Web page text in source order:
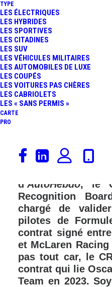
TYPE
LES ÉLECTRIQUES
LES HYBRIDES
LES SPORTIVES
LES CITADINES
LES SUV
LES VÉHICULES MILITAIRES
LES AUTOMOBILES DE LUXE
LES COUPÉS
LES VOITURES PAS CHÈRES
LES CABRIOLETS
LES « SANS PERMIS »
CARTE
PRO
Nouveau
dossier Oscar
d’ AutoHebdo, le
Recognition
chargé de
pilotes de
contrat signé
et McLaren Racing
pas tout car, le
contrat qui lie
Team en 2023.